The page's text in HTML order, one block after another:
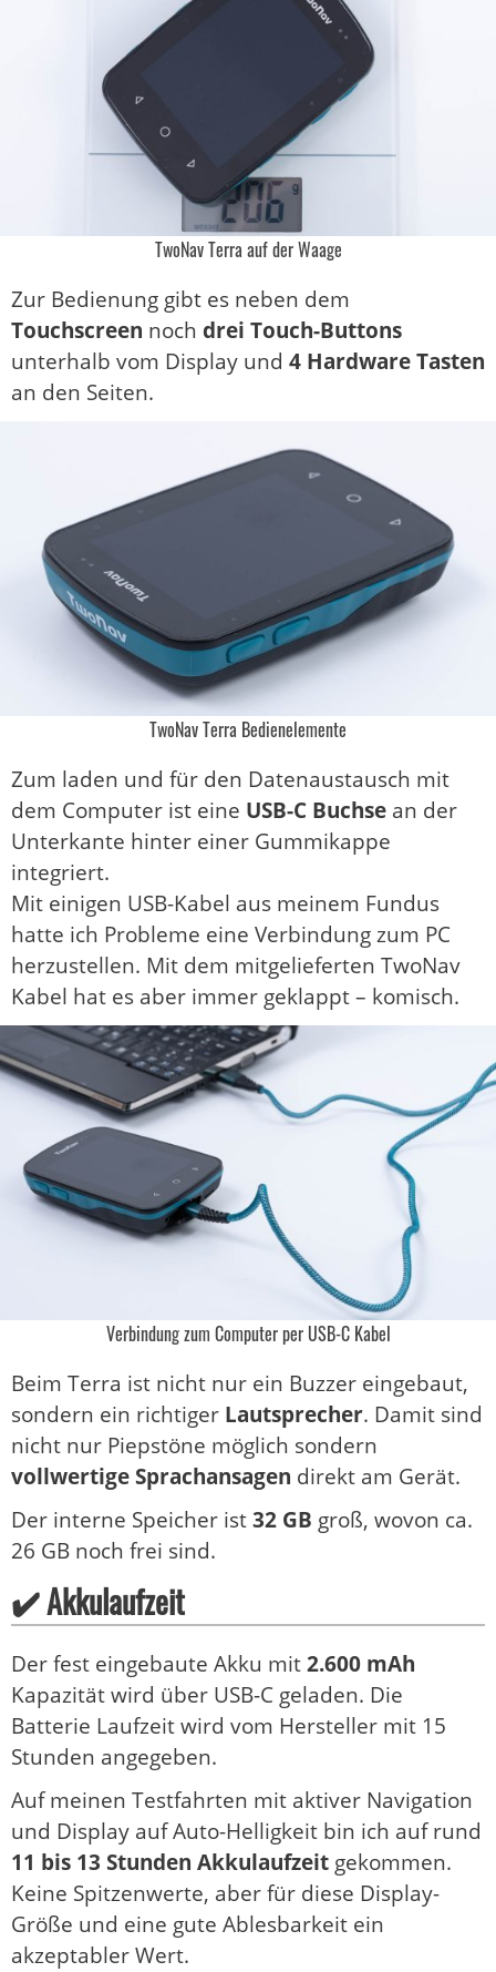
TwoNav Terra auf der Waage
Zur Bedienung gibt es neben dem
Touchscreen noch drei Touch-Buttons
unterhalb vom Display und 4 Hardware Tasten
an den Seiten.
TwoNav Terra Bedienelemente
Zum laden und für den Datenaustausch mit
dem Computer ist eine USB-C Buchse an der
Unterkante hinter einer Gummikappe
integriert.
Mit einigen USB-Kabel aus meinem Fundus
hatte ich Probleme eine Verbindung zum PC
herzustellen. Mit dem mitgelieferten TwoNav
Kabel hat es aber immer geklappt – komisch.
Verbindung zum Computer per USB-C Kabel
Beim Terra ist nicht nur ein Buzzer eingebaut,
sondern ein richtiger Lautsprecher. Damit sind
nicht nur Piepstöne möglich sondern
vollwertige Sprachansagen direkt am Gerät.
Der interne Speicher ist32 GB groß, wovon ca.
26 GB noch frei sind.
✔️ Akkulaufzeit
Der fest eingebaute Akku mit2.600 mAh
Kapazität wird über USB-C geladen. Die
Batterie Laufzeit wird vom Hersteller mit 15
Stunden angegeben.
Auf meinen Testfahrten mit aktiver Navigation
und Display auf Auto-Helligkeit bin ich auf rund
11 bis 13 Stunden Akkulaufzeit gekommen.
Keine Spitzenwerte, aber für diese Display-
Größe und eine gute Ablesbarkeit ein
akzeptabler Wert.